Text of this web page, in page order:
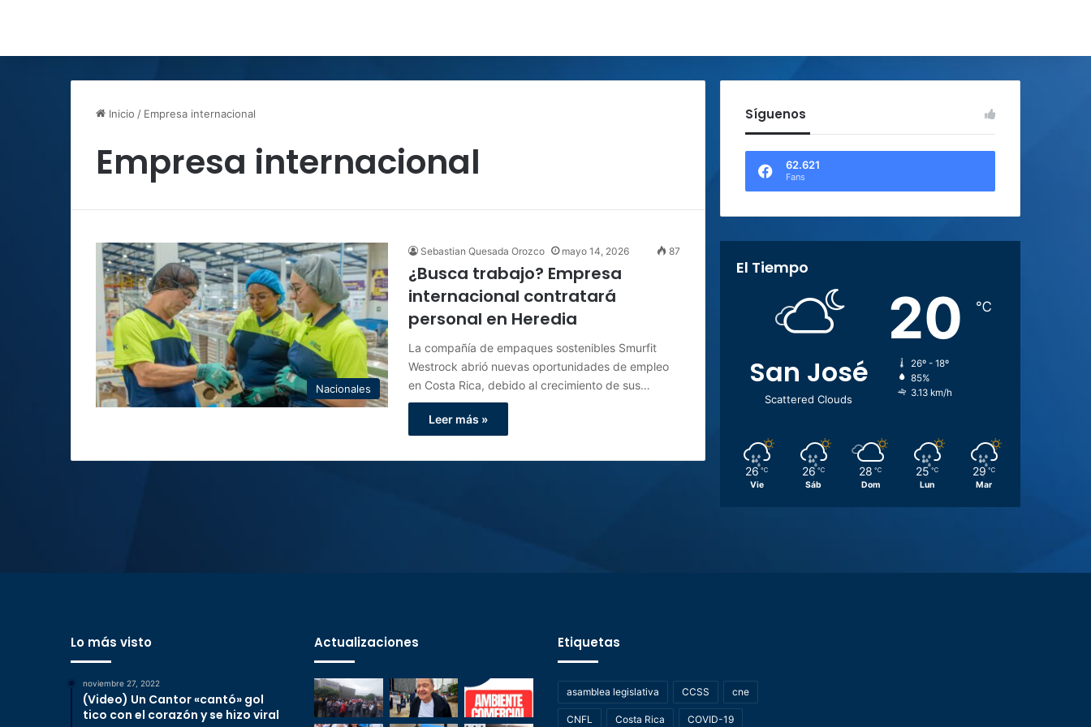
Inicio / Empresa internacional
Empresa internacional
Nacionales
Sebastian Quesada Orozco mayo 14, 2026 87
¿Busca trabajo? Empresa
internacional contratará
personal en Heredia
La compañía de empaques sostenibles Smurfit
Westrock abrió nuevas oportunidades de empleo
en Costa Rica, debido al crecimiento de sus…
Leer más »
Síguenos
62.621
Fans
El Tiempo
San José
Scattered Clouds
20 ℃
26º - 18º
85%
3.13 km/h
26 ℃
Vie
26 ℃
Sáb
28 ℃
Dom
25 ℃
Lun
29 ℃
Mar
Lo más visto
noviembre 27, 2022
(Video) Un Cantor «cantó» gol
tico con el corazón y se hizo viral
Actualizaciones Etiquetas
asamblea legislativa CCSS cne
CNFL Costa Rica COVID-19